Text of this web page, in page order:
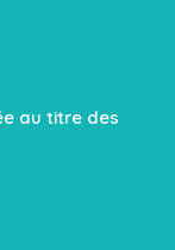
au titre des